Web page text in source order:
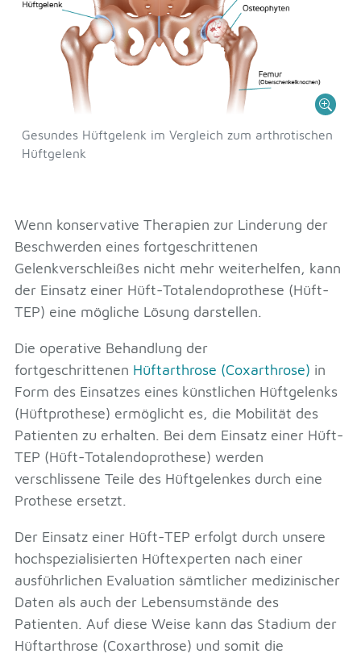
Gesundes Hüftgelenk im Vergleich zum arthrotischen
Hüftgelenk
Wenn konservative Therapien zur Linderung der
Beschwerden eines fortgeschrittenen
Gelenkverschleißes nicht mehr weiterhelfen, kann
der Einsatz einer Hüft-Totalendoprothese (Hüft-
TEP) eine mögliche Lösung darstellen.
Die operative Behandlung der
fortgeschrittenen Hüftarthrose (Coxarthrose) in
Form des Einsatzes eines künstlichen Hüftgelenks
(Hüftprothese) ermöglicht es, die Mobilität des
Patienten zu erhalten. Bei dem Einsatz einer Hüft-
TEP (Hüft-Totalendoprothese) werden
verschlissene Teile des Hüftgelenkes durch eine
Prothese ersetzt.
Der Einsatz einer Hüft-TEP erfolgt durch unsere
hochspezialisierten Hüftexperten nach einer
ausführlichen Evaluation sämtlicher medizinischer
Daten als auch der Lebensumstände des
Patienten. Auf diese Weise kann das Stadium der
Hüftarthrose (Coxarthrose) und somit die